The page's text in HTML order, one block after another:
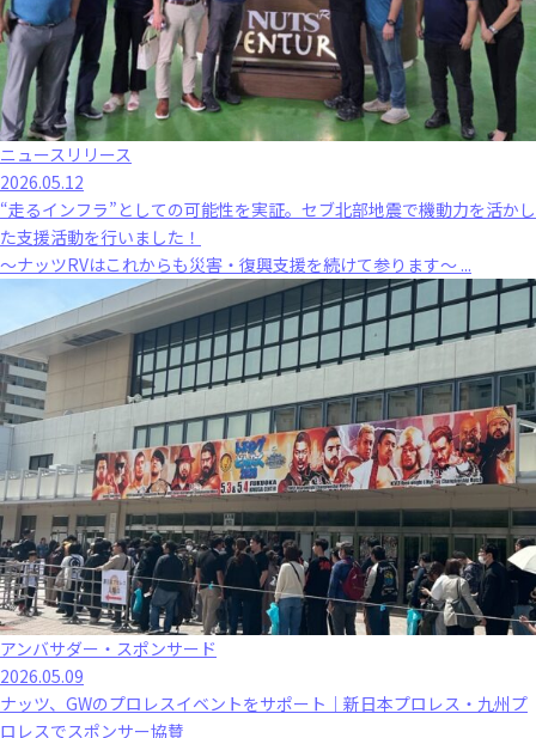
ニュースリリース
2026.05.12
“走るインフラ”としての可能性を実証。セブ北部地震で機動力を活かし
た支援活動を行いました！
～ナッツRVはこれからも災害・復興支援を続けて参ります～ ...
アンバサダー・スポンサード
2026.05.09
ナッツ、GWのプロレスイベントをサポート｜新日本プロレス・九州プ
ロレスでスポンサー協賛